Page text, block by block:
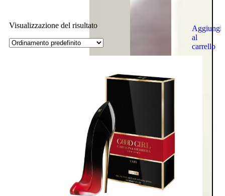
Aggiungi
al
carrello
Visualizzazione del risultato